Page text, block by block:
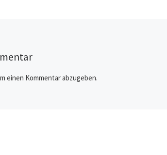
Politikerin des Jahres mit
ausgezeichnet worden.
einen Kommentar abzugeben.